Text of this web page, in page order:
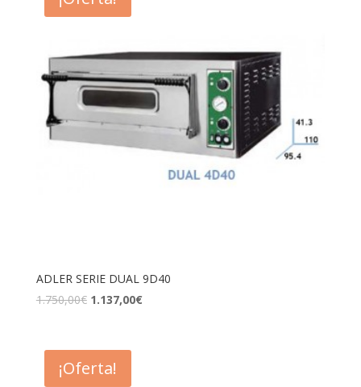
ADLER SERIE DUAL 9D40
1.750,00€ 1.137,00€
¡Oferta!